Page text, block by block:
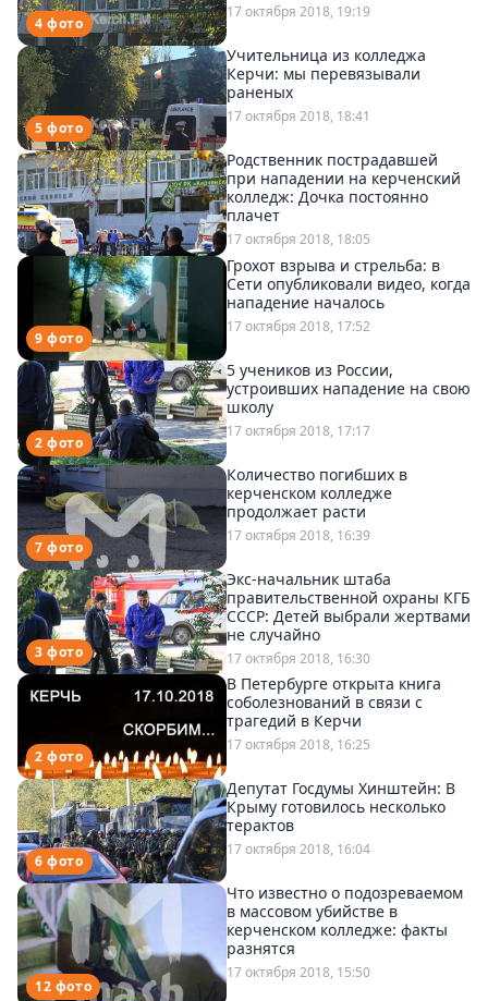
4 фото
17 октября 2018, 19:19
5 фото
Учительница из колледжа
Керчи: мы перевязывали
раненых
17 октября 2018, 18:41
Родственник пострадавшей
при нападении на керченский
колледж: Дочка постоянно
плачет
17 октября 2018, 18:05
9 фото
Грохот взрыва и стрельба: в
Сети опубликовали видео, когда
нападение началось
17 октября 2018, 17:52
2 фото
5 учеников из России,
устроивших нападение на свою
школу
17 октября 2018, 17:17
7 фото
Количество погибших в
керченском колледже
продолжает расти
17 октября 2018, 16:39
3 фото
Экс-начальник штаба
правительственной охраны КГБ
СССР: Детей выбрали жертвами
не случайно
17 октября 2018, 16:30
2 фото
В Петербурге открыта книга
соболезнований в связи с
трагедий в Керчи
17 октября 2018, 16:25
6 фото
Депутат Госдумы Хинштейн: В
Крыму готовилось несколько
терактов
17 октября 2018, 16:04
12 фото
Что известно о подозреваемом
в массовом убийстве в
керченском колледже: факты
разнятся
17 октября 2018, 15:50